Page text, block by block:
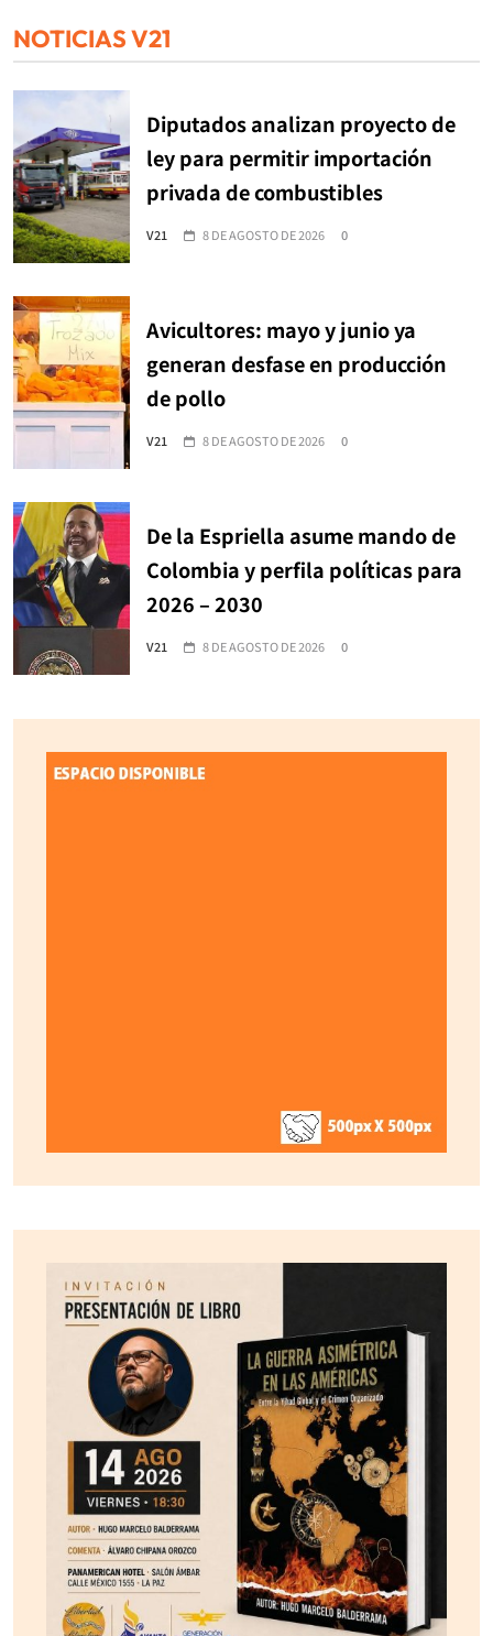
NOTICIAS V21
Diputados analizan proyecto de
ley para permitir importación
privada de combustibles
V21 8 DE AGOSTO DE 2026 0
Avicultores: mayo y junio ya
generan desfase en producción
de pollo
V21 8 DE AGOSTO DE 2026 0
De la Espriella asume mando de
Colombia y perfila políticas para
2026 – 2030
V21 8 DE AGOSTO DE 2026 0